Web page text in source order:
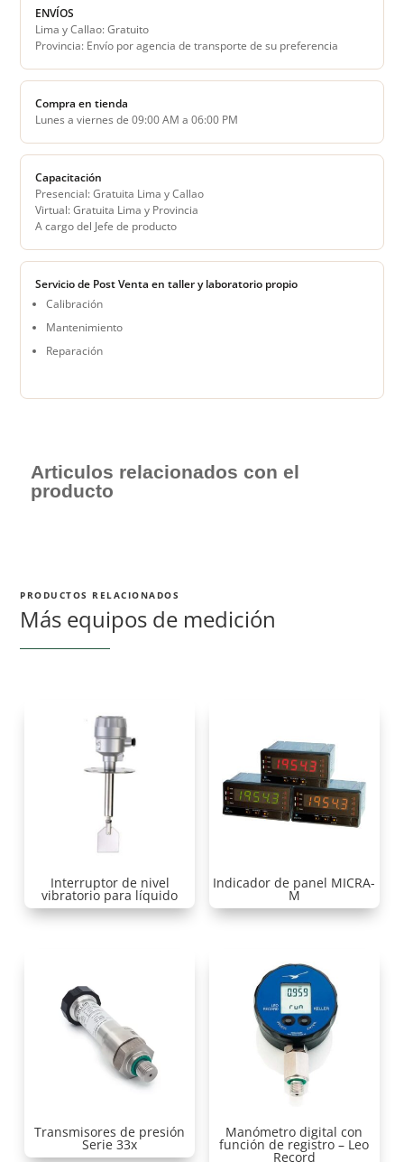
ENVÍOS
Lima y Callao: Gratuito
Provincia: Envío por agencia de transporte de su preferencia
Compra en tienda
Lunes a viernes de 09:00 AM a 06:00 PM
Capacitación
Presencial: Gratuita Lima y Callao
Virtual: Gratuita Lima y Provincia
A cargo del Jefe de producto
Servicio de Post Venta en taller y laboratorio propio
Calibración
Mantenimiento
Reparación
Articulos relacionados con el
producto
PRODUCTOS RELACIONADOS
Más equipos de medición
Interruptor de nivel
vibratorio para líquido
Indicador de panel MICRA-
M
Transmisores de presión
Serie 33x
Manómetro digital con
función de registro – Leo
Record